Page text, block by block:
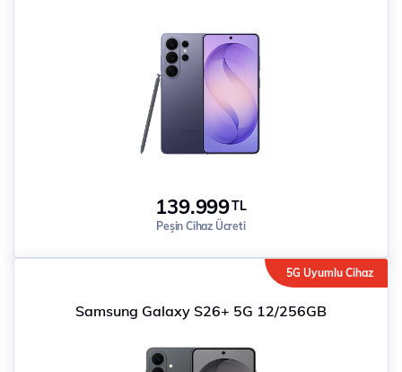
139.999TL
Peşin Cihaz Ücreti
5G Uyumlu Cihaz
Samsung Galaxy S26+ 5G 12/256GB